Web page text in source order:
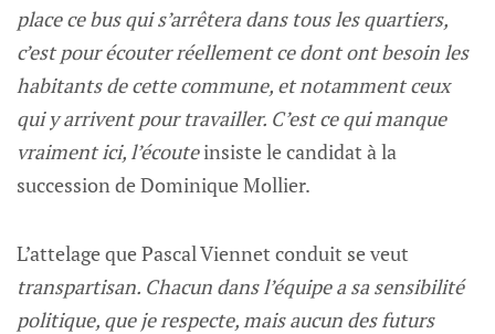
place ce bus qui s’arrêtera dans tous les quartiers,
c’est pour écouter réellement ce dont ont besoin les
habitants de cette commune, et notamment ceux
qui y arrivent pour travailler. C’est ce qui manque
vraiment ici, l’écouteinsiste le candidat à la
succession de Dominique Mollier.
L’attelage que Pascal Viennet conduit se veut
transpartisan. Chacun dans l’équipe a sa sensibilité
politique, que je respecte, mais aucun des futurs